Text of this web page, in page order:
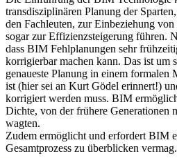
transdisziplinären Planung der
den Fachleuten, zur Einbeziehung
sogar zur Effizienzsteigerung führen.
dass BIM Fehlplanungen sehr
korrigierbar machen kann. Das ist um
genaueste Planung in einem
ist (hier sei an Kurt Gödel erinnert!)
korrigiert werden muss. BIM
Dichte, von der frühere Generationen
wagten.
Zudem ermöglicht und erfordert BIM
Gesamtprozess zu überblicken vermag.